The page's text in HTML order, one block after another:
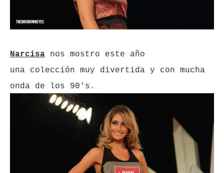
Narcisa nos mostro este año
una colección muy divertida y con mucha
onda de los 90's.